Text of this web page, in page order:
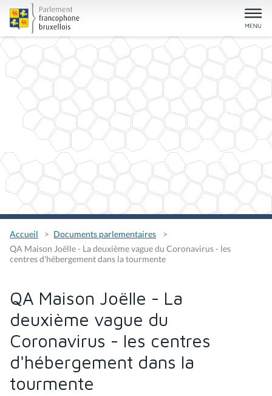
Accueil
Documents parlementaires
QA Maison Joëlle - La deuxième vague du Coronavirus - les
centres d'hébergement dans la tourmente
QA Maison Joëlle - La
deuxième vague du
Coronavirus - les centres
d'hébergement dans la
tourmente